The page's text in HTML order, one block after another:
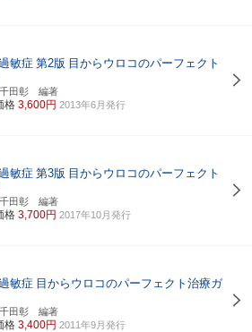
敏症 第2版 目からウロコのパーフェクト
千田彰 編著
格 3,600円 2013年6月発行
敏症 第3版 目からウロコのパーフェクト
千田彰 編著
格 3,700円 2017年10月発行
敏症 目からウロコのパーフェクト治療ガ
千田彰 編著
格 3,400円 2011年9月発行